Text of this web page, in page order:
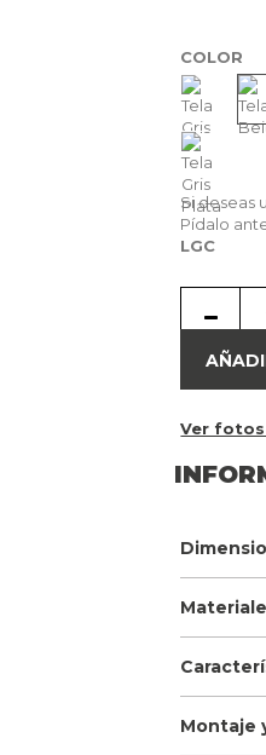
COLOR
Si deseas
Pídalo
LGC
Ver
Montaje